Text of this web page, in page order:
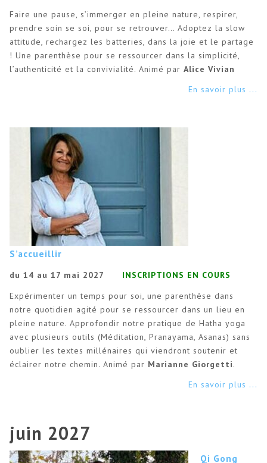
Faire une pause, s’immerger en pleine nature, respirer,
prendre soin se soi, pour se retrouver… Adoptez la slow
attitude, rechargez les batteries, dans la joie et le partage
! Une parenthèse pour se ressourcer dans la simplicité,
l’authenticité et la convivialité. Animé par Alice Vivian
En savoir plus ...
S’accueillir
du 14 au 17 mai 2027
INSCRIPTIONS EN COURS
Expérimenter un temps pour soi, une parenthèse dans
notre quotidien agité pour se ressourcer dans un lieu en
pleine nature. Approfondir notre pratique de Hatha yoga
avec plusieurs outils (Méditation, Pranayama, Asanas) sans
oublier les textes millénaires qui viendront soutenir et
éclairer notre chemin. Animé par Marianne Giorgetti.
En savoir plus ...
juin 2027
Qi Gong